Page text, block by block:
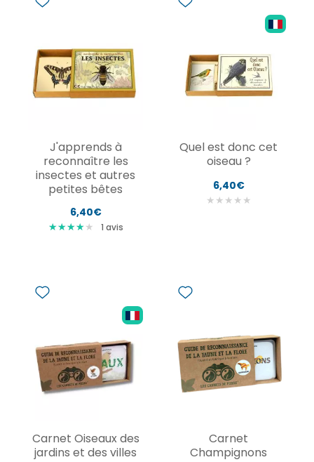
J'apprends à
reconnaître les
insectes et autres
petites bêtes
6,40€
★★★★
★★★★★ 1 avis
Quel est donc cet
oiseau ?
6,40€
★ ★ ★ ★ ★
Carnet Oiseaux des
jardins et des villes
Carnet
Champignons